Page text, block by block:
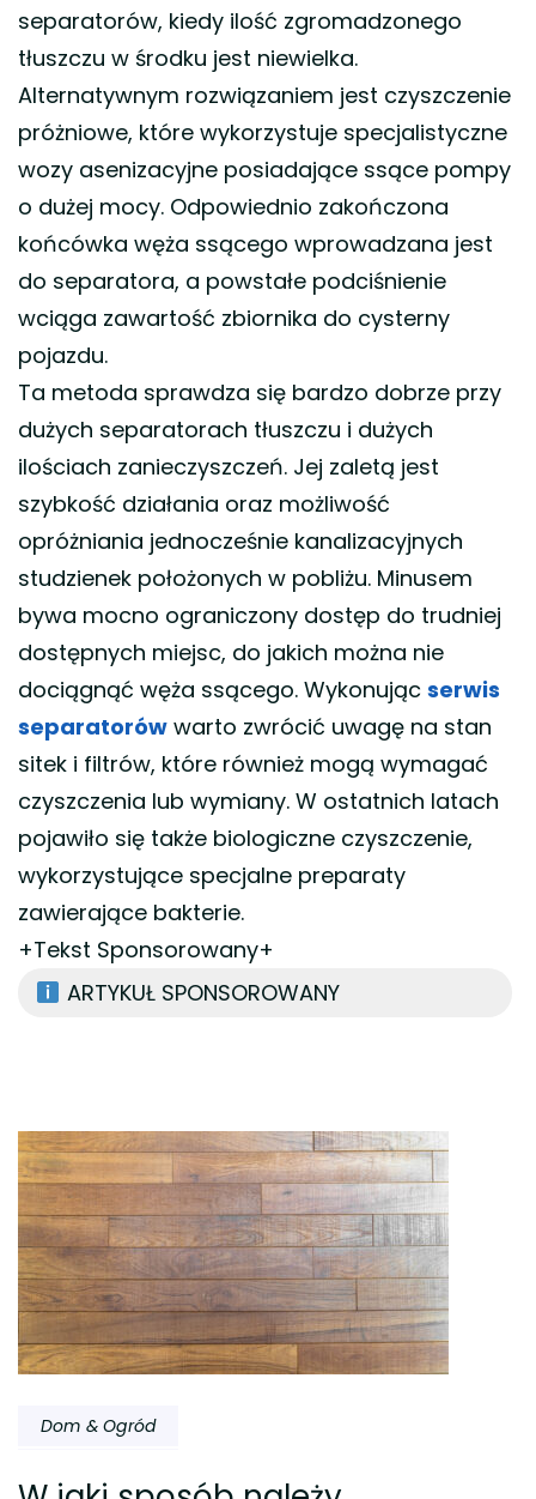
separatorów, kiedy ilość zgromadzonego
tłuszczu w środku jest niewielka.
Alternatywnym rozwiązaniem jest czyszczenie
próżniowe, które wykorzystuje specjalistyczne
wozy asenizacyjne posiadające ssące pompy
o dużej mocy. Odpowiednio zakończona
końcówka węża ssącego wprowadzana jest
do separatora, a powstałe podciśnienie
wciąga zawartość zbiornika do cysterny
pojazdu.
Ta metoda sprawdza się bardzo dobrze przy
dużych separatorach tłuszczu i dużych
ilościach zanieczyszczeń. Jej zaletą jest
szybkość działania oraz możliwość
opróżniania jednocześnie kanalizacyjnych
studzienek położonych w pobliżu. Minusem
bywa mocno ograniczony dostęp do trudniej
dostępnych miejsc, do jakich można nie
dociągnąć węża ssącego. Wykonując serwis
separatorów warto zwrócić uwagę na stan
sitek i filtrów, które również mogą wymagać
czyszczenia lub wymiany. W ostatnich latach
pojawiło się także biologiczne czyszczenie,
wykorzystujące specjalne preparaty
zawierające bakterie.
+Tekst Sponsorowany+
ARTYKUŁ SPONSOROWANY
Nawigacja
wpisu
Dom & Ogród